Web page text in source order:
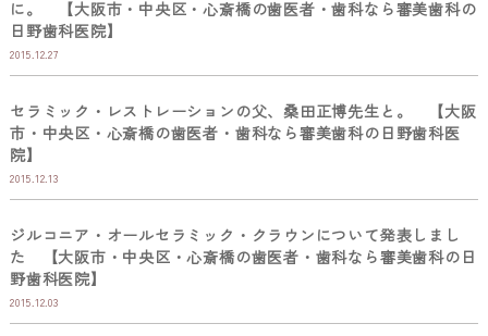
に。 【大阪市・中央区・心斎橋の歯医者・歯科なら審美歯科の
日野歯科医院】
2015.12.27
セラミック・レストレーションの父、桑田正博先生と。 【大阪
市・中央区・心斎橋の歯医者・歯科なら審美歯科の日野歯科医
院】
2015.12.13
ジルコニア・オールセラミック・クラウンについて発表しまし
た 【大阪市・中央区・心斎橋の歯医者・歯科なら審美歯科の日
野歯科医院】
2015.12.03